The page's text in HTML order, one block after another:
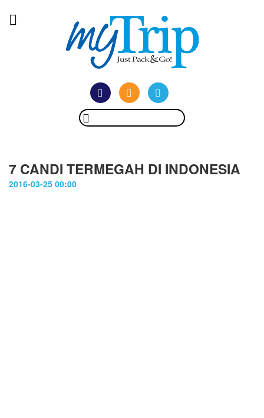
7 CANDI TERMEGAH DI INDONESIA
2016-03-25 00:00